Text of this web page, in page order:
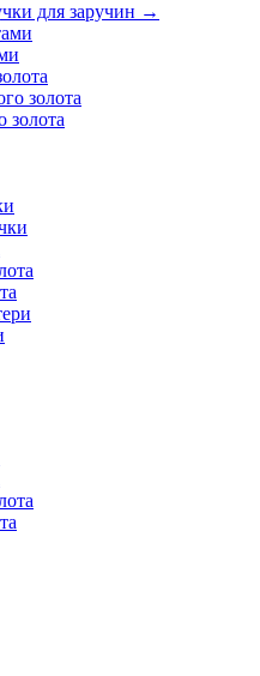
для заручин →
золота
золота